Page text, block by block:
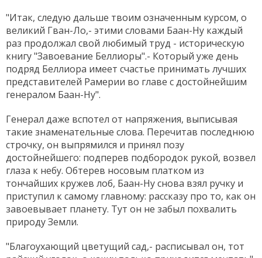
"Итак, следую дальше твоим означенным курсом, о
великий Гван-Ло,- этими словами Баан-Ну каждый
раз продолжал свой любимый труд - историческую
книгу "Завоевание Беллиоры".- Который уже день
подряд Беллиора имеет счастье принимать лучших
представителей Рамерии во главе с достойнейшим
генералом Баан-Ну".
Генерал даже вспотел от напряжения, выписывая
такие знаменательные слова. Перечитав последнюю
строчку, он выпрямился и принял позу
достойнейшего: подперев подбородок рукой, возвел
глаза к небу. Обтерев носовым платком из
тончайших кружев лоб, Баан-Ну снова взял ручку и
приступил к самому главному: рассказу про то, как он
завоевывает планету. Тут он не забыл похвалить
природу Земли.
"Благоухающий цветущий сад,- расписывал он, тот